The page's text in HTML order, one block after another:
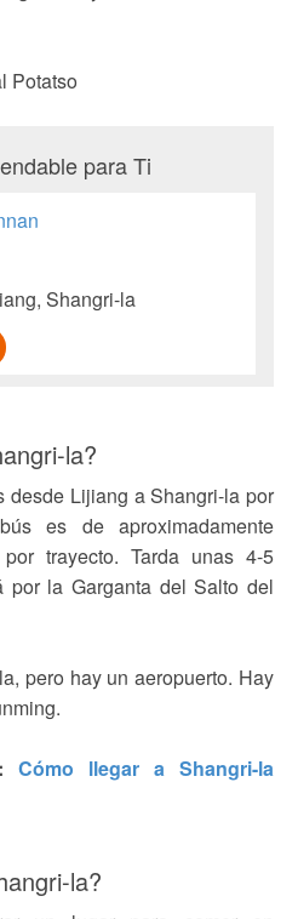
Potatso
para Ti
Shangri-la
la?
desde Lijiang a Shangri-la por
es de aproximadamente
trayecto. Tarda unas 4-5
por la Garganta del Salto del
pero hay un aeropuerto. Hay
Cómo llegar a Shangri-la
la?